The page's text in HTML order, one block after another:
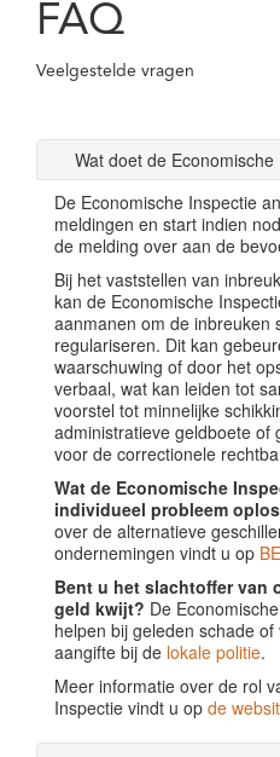
FAQ
Veelgestelde vragen
Wat doet de
De Economische Inspectie
meldingen en start indien
de melding over aan de
Bij het vaststellen van
kan de Economische
aanmanen om de inbreuken
regulariseren. Dit kan
waarschuwing of door het
verbaal, wat kan leiden tot
voorstel tot minnelijke
administratieve geldboete of
voor de correctionele
Wat de Economische
individueel probleem
over de alternatieve
ondernemingen vindt u op
Bent u het slachtoffer van
geld kwijt? De
helpen bij geleden schade
aangifte bij de lokale politie.
Meer informatie over de rol
Inspectie vindt u op de